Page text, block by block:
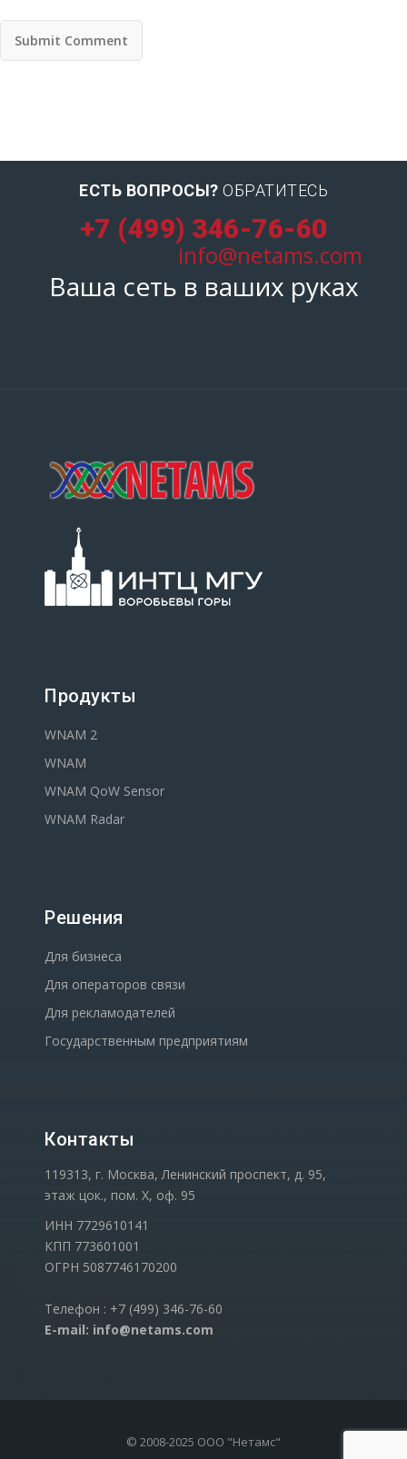
ЕСТЬ ВОПРОСЫ? ОБРАТИТЕСЬ
+7 (499) 346-76-60
info@netams.com
Ваша сеть в ваших руках
Продукты
WNAM 2
WNAM
WNAM QoW Sensor
WNAM Radar
Решения
Для бизнеса
Для операторов связи
Для рекламодателей
Государственным предприятиям
Контакты
119313, г. Москва, Ленинский проспект, д. 95,
этаж цок., пом. Х, оф. 95
ИНН 7729610141
КПП 773601001
ОГРН 5087746170200
Телефон : +7 (499) 346-76-60
E-mail: info@netams.com
© 2008-2025 ООО "Нетамс"